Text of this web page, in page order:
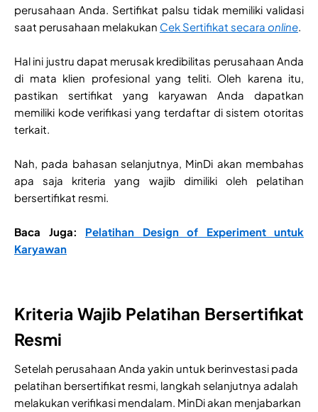
perusahaan Anda. Sertifikat palsu tidak memiliki validasi
saat perusahaan melakukan Cek Sertifikat secara online.
Hal ini justru dapat merusak kredibilitas perusahaan Anda
di mata klien profesional yang teliti. Oleh karena itu,
pastikan sertifikat yang karyawan Anda dapatkan
memiliki kode verifikasi yang terdaftar di sistem otoritas
terkait.
Nah, pada bahasan selanjutnya, MinDi akan membahas
apa saja kriteria yang wajib dimiliki oleh pelatihan
bersertifikat resmi.
Baca Juga: Pelatihan Design of Experiment untuk
Karyawan
Kriteria Wajib Pelatihan Bersertifikat
Resmi
Setelah perusahaan Anda yakin untuk berinvestasi pada
pelatihan bersertifikat resmi, langkah selanjutnya adalah
melakukan verifikasi mendalam. MinDi akan menjabarkan